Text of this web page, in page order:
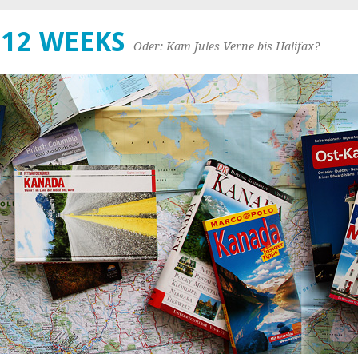
WEEKS Oder: Kam Jules Verne bis Halifax?